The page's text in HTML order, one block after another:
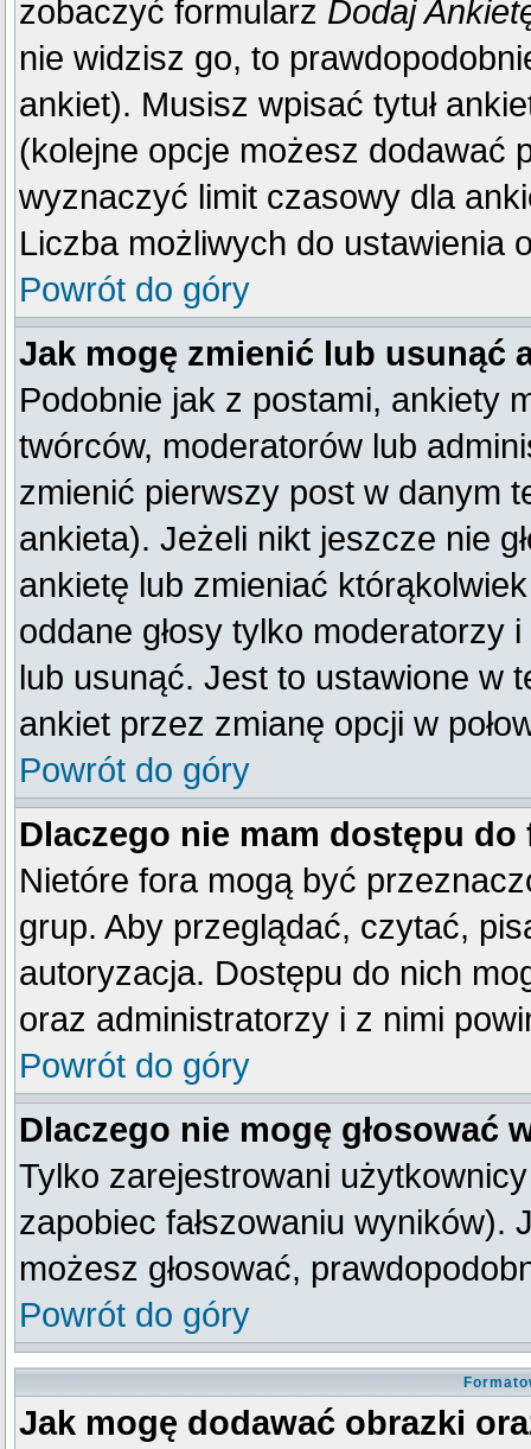
zobaczyć formularz Dodaj
nie widzisz go, to
ankiet). Musisz wpisać tytuł
(kolejne opcje możesz dodawać
wyznaczyć limit czasowy dla
Liczba możliwych do ustawienia
Powrót do góry
Jak mogę zmienić lub usunąć
Podobnie jak z postami, ankiety
twórców, moderatorów lub
zmienić pierwszy post w danym
ankieta). Jeżeli nikt jeszcze nie
ankietę lub zmieniać
oddane głosy tylko moderatorzy
lub usunąć. Jest to ustawione w
ankiet przez zmianę opcji w
Powrót do góry
Dlaczego nie mam dostępu do
Nietóre fora mogą być
grup. Aby przeglądać, czytać,
autoryzacja. Dostępu do nich
oraz administratorzy i z nimi
Powrót do góry
Dlaczego nie mogę głosować
Tylko zarejestrowani
zapobiec fałszowaniu wyników).
możesz głosować,
Powrót do góry
Jak mogę dodawać obrazki